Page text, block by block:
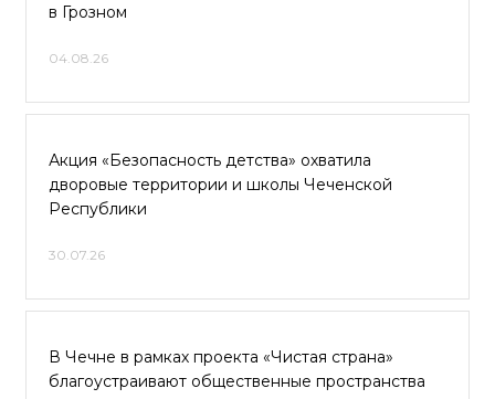
в Грозном
04.08.26
Акция «Безопасность детства» охватила
дворовые территории и школы Чеченской
Республики
30.07.26
В Чечне в рамках проекта «Чистая страна»
благоустраивают общественные пространства